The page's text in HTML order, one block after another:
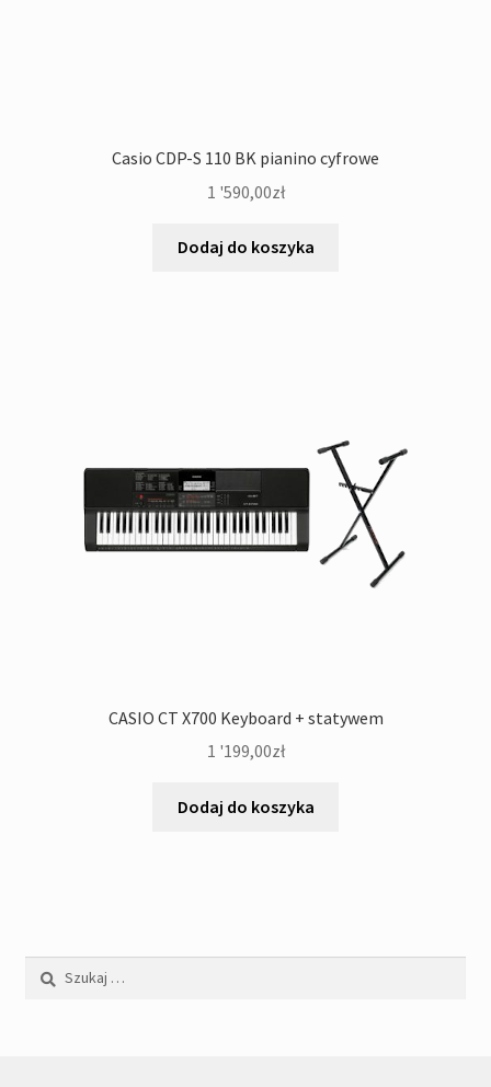
Casio CDP-S 110 BK pianino cyfrowe
1 '590,00zł
Dodaj do koszyka
CASIO CT X700 Keyboard + statywem
1 '199,00zł
Dodaj do koszyka